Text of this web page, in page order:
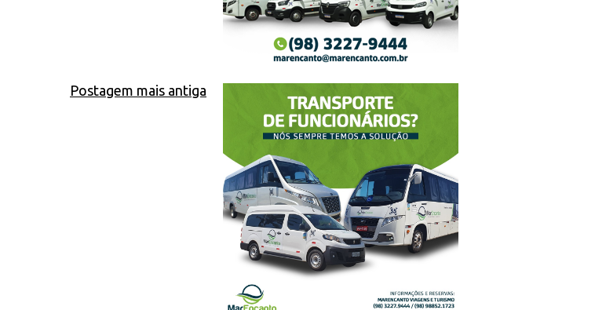
Postagem mais antiga